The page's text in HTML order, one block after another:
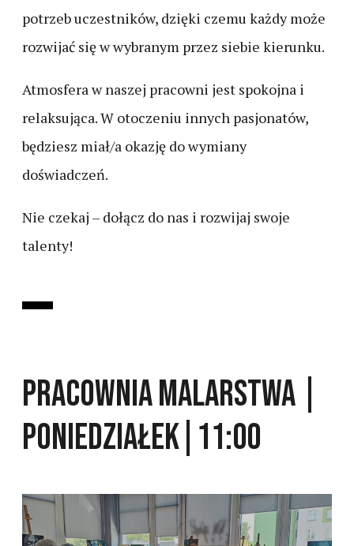
potrzeb uczestników, dzięki czemu każdy może
rozwijać się w wybranym przez siebie kierunku.
Atmosfera w naszej pracowni jest spokojna i
relaksująca. W otoczeniu innych pasjonatów,
będziesz miał/a okazję do wymiany
doświadczeń.
Nie czekaj – dołącz do nas i rozwijaj swoje
talenty!
PRACOWNIA MALARSTWA |
PONIEDZIAŁEK|11:00